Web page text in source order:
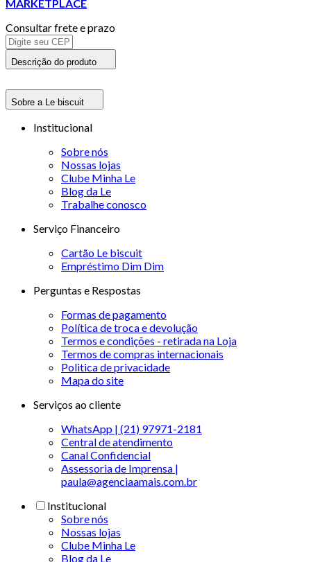
MARKETPLACE
Consultar frete e prazo
Descrição do produto
Sobre a Le biscuit
Institucional
Sobre nós
Nossas lojas
Clube Minha Le
Blog da Le
Trabalhe conosco
Serviço Financeiro
Cartão Le biscuit
Empréstimo Dim Dim
Perguntas e Respostas
Formas de pagamento
Política de troca e devolução
Termos e condições - retirada na Loja
Termos de compras internacionais
Politica de privacidade
Mapa do site
Serviços ao cliente
WhatsApp | (21) 97971-2181
Central de atendimento
Canal Confidencial
Assessoria de Imprensa |
paula@agenciaamais.com.br
Institucional
Sobre nós
Nossas lojas
Clube Minha Le
Blog da Le